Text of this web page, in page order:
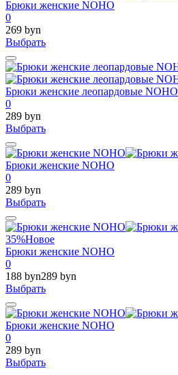
Брюки женские NOHO
0
269 byn
Выбрать
Брюки женские леопардовые NOHO
0
289 byn
Выбрать
Брюки женские NOHO
0
289 byn
Выбрать
35%Новое
Брюки женские NOHO
0
188 byn289 byn
Выбрать
Брюки женские NOHO
0
289 byn
Выбрать